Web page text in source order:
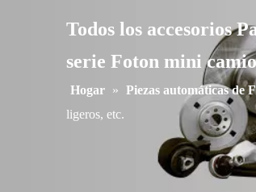
Todos los accesorios
serie Foton mini
Hogar » Piezas automáticas de
ligeros, etc.